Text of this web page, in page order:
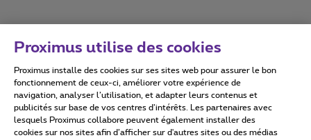
Conditions d'utilisation Accessibility statement
Proximus utilise des cookies
Proximus installe des cookies sur ses sites web pour assurer le bon
fonctionnement de ceux-ci, améliorer votre expérience de
navigation, analyser l’utilisation, et adapter leurs contenus et
publicités sur base de vos centres d’intérêts. Les partenaires avec
lesquels Proximus collabore peuvent également installer des
cookies sur nos sites afin d’afficher sur d'autres sites ou des médias